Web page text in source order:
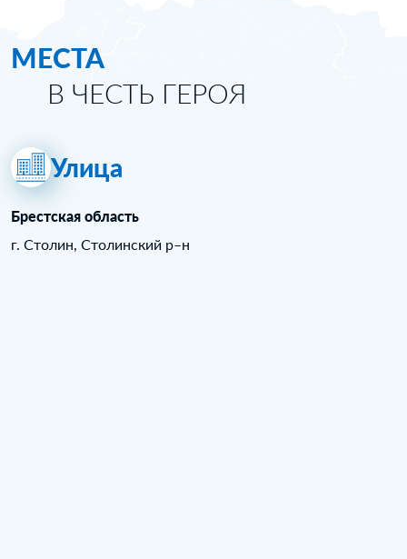
МЕСТА
В ЧЕСТЬ ГЕРОЯ
Улица
Брестская область
г. Столин, Столинский р–н